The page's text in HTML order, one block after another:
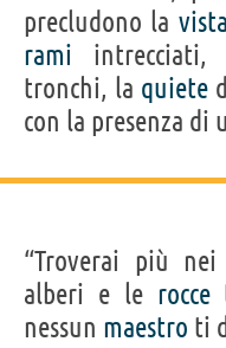
precludono la vista
rami intrecciati,
tronchi, la quiete
con la presenza di
“Troverai più nei
alberi e le rocce
nessun maestro ti